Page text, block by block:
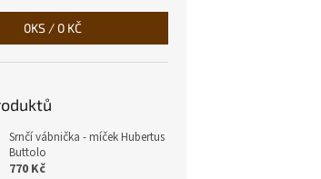
0KS / 0 KČ
Srnčí vábnička - míček Hubertus
Buttolo
770 Kč